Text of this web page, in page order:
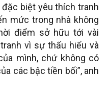
biệt yêu thích tranh
mức trong nhà không
điểm sở hữu tới vài
vì sự thấu hiểu và
mình, chứ không có
các bậc tiền bối”, anh